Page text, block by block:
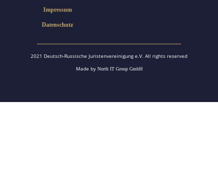
Impressum
Datenschutz
2021 Deutsch-Russische Juristenvereinigung e.V. All rights reserved
Made by North IT Group GmbH